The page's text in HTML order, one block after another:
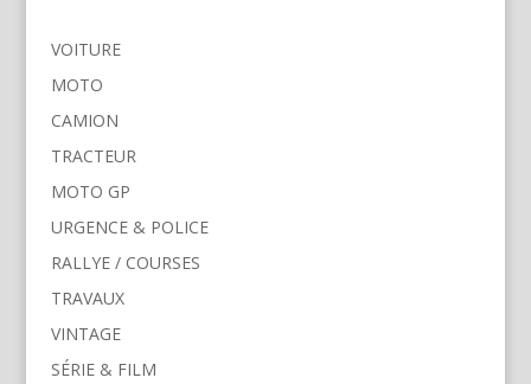
VOITURE
MOTO
CAMION
TRACTEUR
MOTO GP
URGENCE & POLICE
RALLYE / COURSES
TRAVAUX
VINTAGE
SÉRIE & FILM